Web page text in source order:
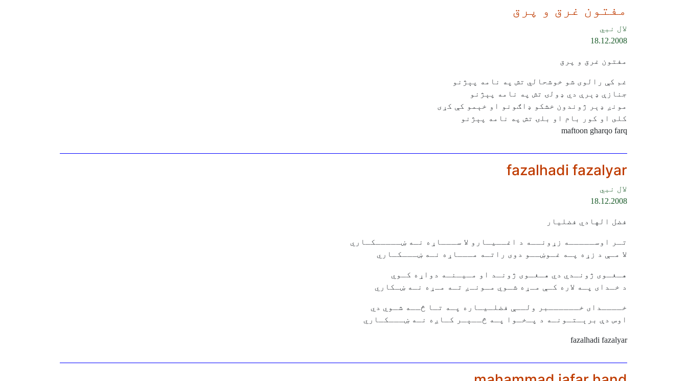
مفتون غرق و پرق
لال نبي
18.12.2008
مفتون غرق و پرق
غم كې رالوى شو خوشحالي تش په نامه پېژنو
جنازې ډېرې دي ډولۍ تش په نامه پېژنو
مونږ ډېر ژوندون خشكو ډاګونو او خېمو كې كړى
كلى او كور بام او بلۍ تش په نامه پېژنو
maftoon gharqo farq
fazalhadi fazalyar
لال نبي
18.12.2008
فضل الهادي فضليار
تـر اوســـــه زړونــه د اغــيـارو لا ســـاړه نـه ښـــــکـاري
لا مـې د زړه پـه غـوښــو دوى راتـه مـــاړه نـه ښـــکـاري
هـغـوى ژونـدي دي هـغـوى ژونـد او مـيـنـه دواړه کـوي
د خـداى پـه لاره کـې مـړه شـوي مـونـږ تـه مـړه نـه ښـکاري
خــــداى خــــــبر ولــې فضلـيـاره پـه تـا څــه شـوي دي
اوس دې برېـتـونـه د پـخـوا پـه څــېـر کـاږه نـه ښـــکـاري
fazalhadi fazalyar